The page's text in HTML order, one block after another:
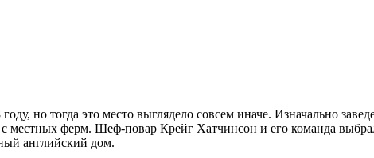
году, но тогда это место выглядело совсем иначе. Изначально
ферм. Шеф-повар Крейг Хатчинсон и его команда
английский дом.